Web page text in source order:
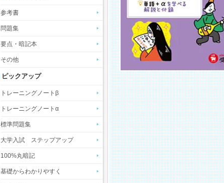
参考書
問題集
要点・暗記本
その他
ピックアップ
トレーニングノートβ
トレーニングノートα
標準問題集
大学入試 ステップアップ
100%丸暗記
基礎からわかりやすく